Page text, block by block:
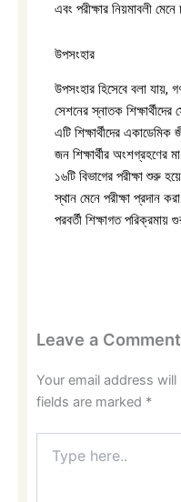
এবং পরীক্ষার নিয়মাবলী
উপসংহার
উপসংহার হিসেবে বলা যায়,
সেশনের স্নাতক
এটি শিক্ষার্থীদের
জন শিক্ষার্থীর অংশগ্রহণের
১৬টি বিভাগের পরীক্ষা শুরু
স্থান মেনে পরীক্ষা প্রদান
পরবর্তী শিক্ষাগত পরিক্রমায়
Leave a Comment
Your email address
fields are marked *
here..